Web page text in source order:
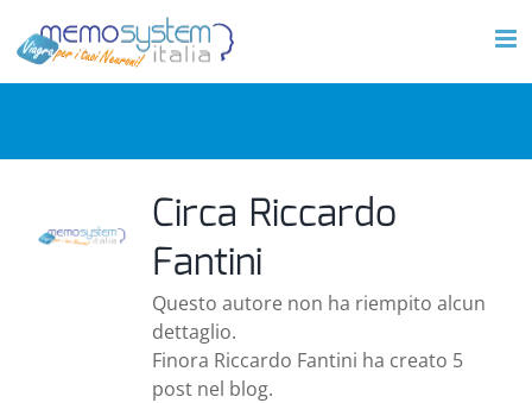
contenuto
Circa Riccardo
Fantini
Questo autore non ha riempito alcun
dettaglio.
Finora Riccardo Fantini ha creato 5
post nel blog.